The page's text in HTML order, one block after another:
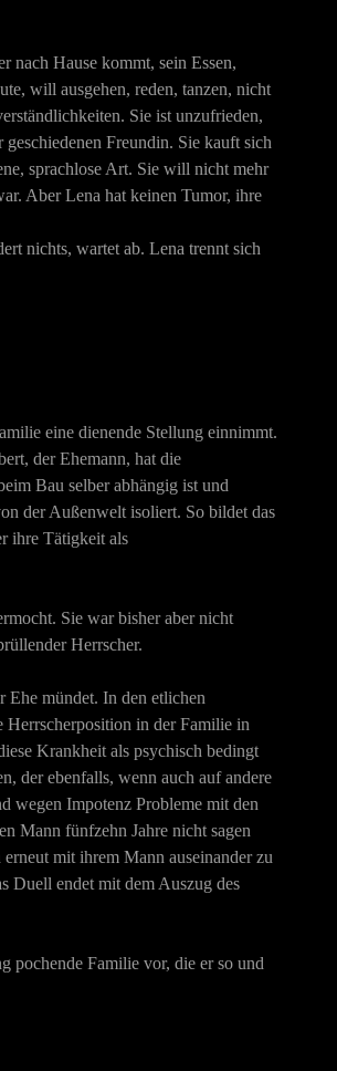
nach Hause kommt, sein Essen,
will ausgehen, reden, tanzen, nicht
Sie ist unzufrieden,
Freundin. Sie kauft sich
sprachlose Art. Sie will nicht mehr
Aber Lena hat keinen Tumor, ihre
nichts, wartet ab. Lena trennt sich
eine dienende Stellung einnimmt.
der Ehemann, hat die
Bau selber abhängig ist und
der Außenwelt isoliert. So bildet das
ihre Tätigkeit als
Sie war bisher aber nicht
Herrscher.
Ehe mündet. In den etlichen
Herrscherposition in der Familie in
Krankheit als psychisch bedingt
der ebenfalls, wenn auch auf andere
wegen Impotenz Probleme mit den
Mann fünfzehn Jahre nicht sagen
mit ihrem Mann auseinander zu
Duell endet mit dem Auszug des
pochende Familie vor, die er so und